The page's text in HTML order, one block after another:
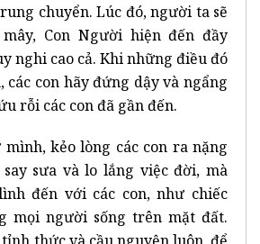
chuyển. Lúc đó, người ta sẽ
Con Người hiện đến đầy
nghi cao cả. Khi những điều đó
các con hãy đứng dậy và ngẩng
rỗi các con đã gần đến.
mình, kẻo lòng các con ra nặng
sưa và lo lắng việc đời, mà
đến với các con, như chiếc
mọi người sống trên mặt đất.